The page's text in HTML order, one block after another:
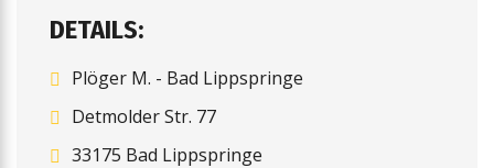
DETAILS:
Plöger M. - Bad Lippspringe
Detmolder Str. 77
33175 Bad Lippspringe